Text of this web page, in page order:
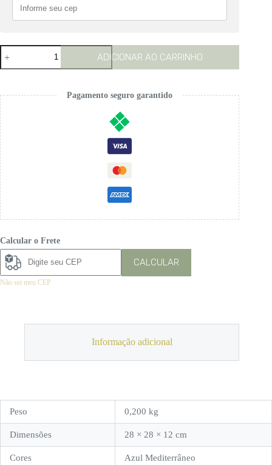
Vestido
Maria
Clara
ADICIONAR AO CARRINHO
Pagamento seguro garantido
Calcular o Frete
CALCULAR
Não sei meu CEP
Informação adicional
Peso 0,200 kg
Dimensões 28 × 28 × 12 cm
Cores Azul Mediterrâneo